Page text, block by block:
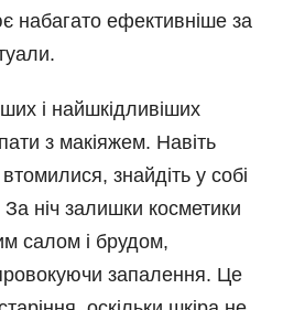
набагато ефективніше за
і найшкідливіших
з макіяжем. Навіть
знайдіть у собі
ніч залишки косметики
салом і брудом,
запалення. Це